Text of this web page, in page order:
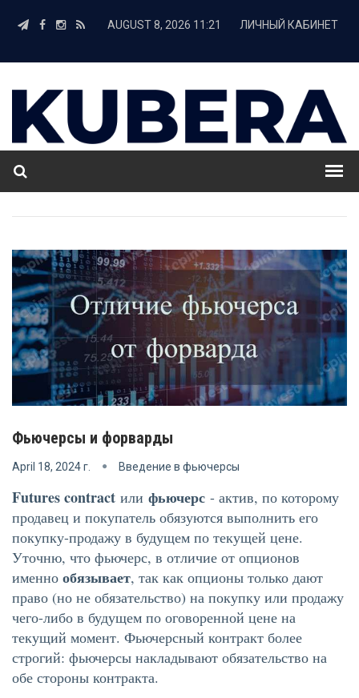
AUGUST 8, 2026 11:21 ЛИЧНЫЙ КАБИНЕТ
Фьючерсы и форварды
April 18, 2024 г. Введение в фьючерсы
Futures contract или фьючерс - актив, по которому
продавец и покупатель обязуются выполнить его
покупку-продажу в будущем по текущей цене.
Уточню, что фьючерс, в отличие от опционов
именно обязывает, так как опционы только дают
право (но не обязательство) на покупку или продажу
чего-либо в будущем по оговоренной цене на
текущий момент. Фьючерсный контракт более
строгий: фьючерсы накладывают обязательство на
обе стороны контракта.